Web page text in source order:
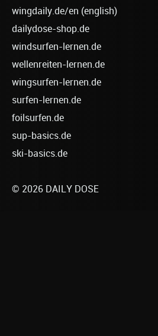
wingdaily.de/en (english)
dailydose-shop.de
windsurfen-lernen.de
wellenreiten-lernen.de
wingsurfen-lernen.de
surfen-lernen.de
foilsurfen.de
sup-basics.de
ski-basics.de
© 2026 DAILY DOSE